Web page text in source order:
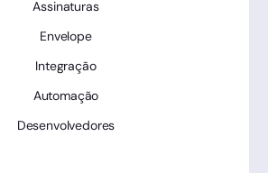
Assinaturas
Envelope
Integração
Automação
Desenvolvedores